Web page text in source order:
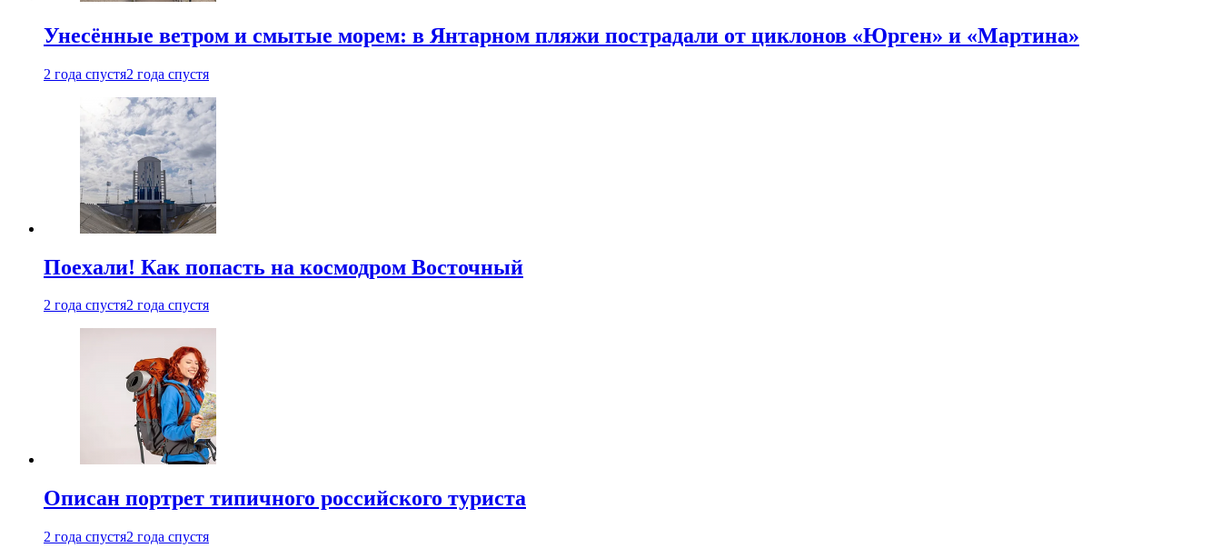
Унесённые ветром и смытые морем: в Янтарном пляжи пострадали от циклонов «Юрген» и «Мартина»
2 года спустя2 года спустя
Поехали! Как попасть на космодром Восточный
2 года спустя2 года спустя
Описан портрет типичного российского туриста
2 года спустя2 года спустя